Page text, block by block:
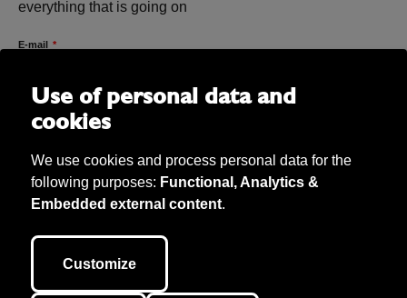
everything that is going on
E-mail
Bibu AB Copyright 2026. Bibu owns all material on the site unless
otherwise stated. We take care of personal data (according to GDPR) and
our cookie policy. This site is developed by
Use of personal data and
cookies
We use cookies and process personal data for the
following purposes: Functional, Analytics &
Embedded external content.
Customize